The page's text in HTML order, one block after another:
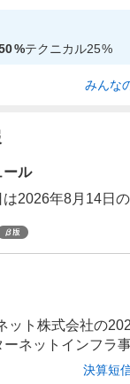
%テクニカル25%
みんな
ール
2026年8月14日の
ット株式会社の
ネットインフラ
GPUクラウド
決算短